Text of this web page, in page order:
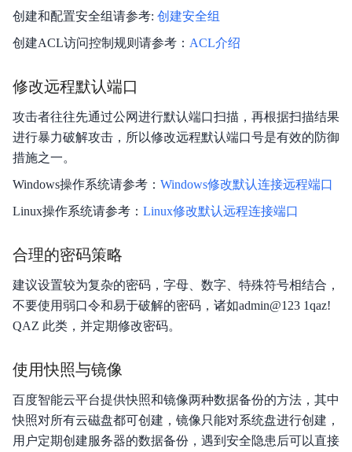
创建和配置安全组请参考: 创建安全组
创建ACL访问控制规则请参考： ACL介绍
修改远程默认端口
攻击者往往先通过公网进行默认端口扫描，再根据扫描结果
进行暴力破解攻击，所以修改远程默认端口号是有效的防御
措施之一。
Windows操作系统请参考： Windows修改默认连接远程端口
Linux操作系统请参考： Linux修改默认远程连接端口
合理的密码策略
建议设置较为复杂的密码，字母、数字、特殊符号相结合，
不要使用弱口令和易于破解的密码，诸如admin@123 1qaz!
QAZ 此类，并定期修改密码。
使用快照与镜像
百度智能云平台提供快照和镜像两种数据备份的方法，其中
快照对所有云磁盘都可创建，镜像只能对系统盘进行创建，
用户定期创建服务器的数据备份，遇到安全隐患后可以直接